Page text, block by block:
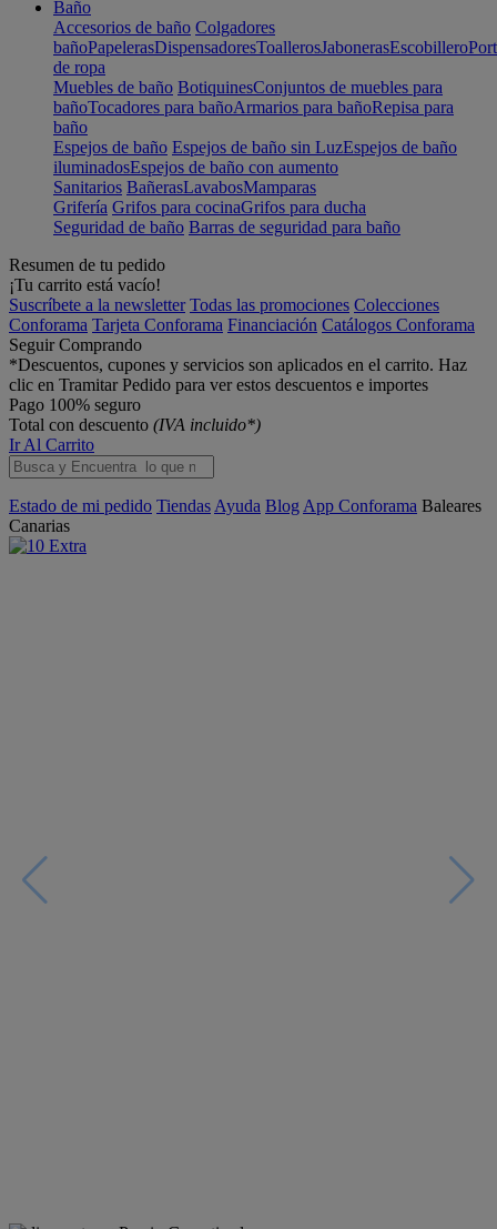
Baño
Accesorios de baño Colgadores
bañoPapelerasDispensadoresToallerosJabonerasEscobillero
de ropa
Muebles de baño BotiquinesConjuntos de muebles para
bañoTocadores para bañoArmarios para bañoRepisa para
baño
Espejos de baño Espejos de baño sin LuzEspejos de baño
iluminadosEspejos de baño con aumento
Sanitarios BañerasLavabosMamparas
Grifería Grifos para cocinaGrifos para ducha
Seguridad de baño Barras de seguridad para baño
Resumen de tu pedido
¡Tu carrito está vacío!
Suscríbete a la newsletter Todas las promociones Colecciones
Conforama Tarjeta Conforama Financiación Catálogos Conforama
Seguir Comprando
*Descuentos, cupones y servicios son aplicados en el carrito. Haz
clic en Tramitar Pedido para ver estos descuentos e importes
Pago 100% seguro
Total con descuento (IVA incluido*)
Ir Al Carrito
Estado de mi pedido Tiendas Ayuda Blog App Conforama Baleares
Canarias